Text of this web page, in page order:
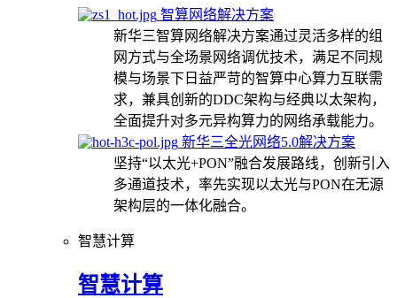
智算网络解决方案
新华三智算网络解决方案通过灵活多样的组
网方式与全场景网络调优技术，满足不同规
模与场景下日益严苛的智算中心算力互联需
求，兼具创新的DDC架构与经典以太架构，
全面提升对多元异构算力的网络承载能力。
新华三全光网络5.0解决方案
坚持“以太光+PON”融合发展路线，创新引入
多通道技术，率先实现以太光与PON在无源
架构层的一体化融合。
智慧计算
智慧计算